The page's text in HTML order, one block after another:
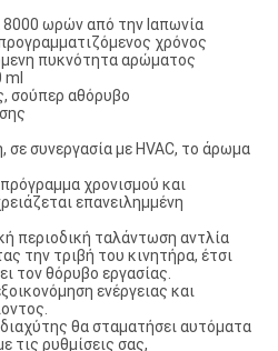
8000 ωρών από την Ιαπωνία
χρόνος
πυκνότητα αρώματος
ml
σούπερ αθόρυβο
σε συνεργασία με HVAC, το άρωμα
χρονισμού και
επανειλημμένη
περιοδική ταλάντωση αντλία
την τριβή του κινητήρα, έτσι
τον θόρυβο εργασίας.
ενέργειας και
θα σταματήσει αυτόματα
τις ρυθμίσεις σας,